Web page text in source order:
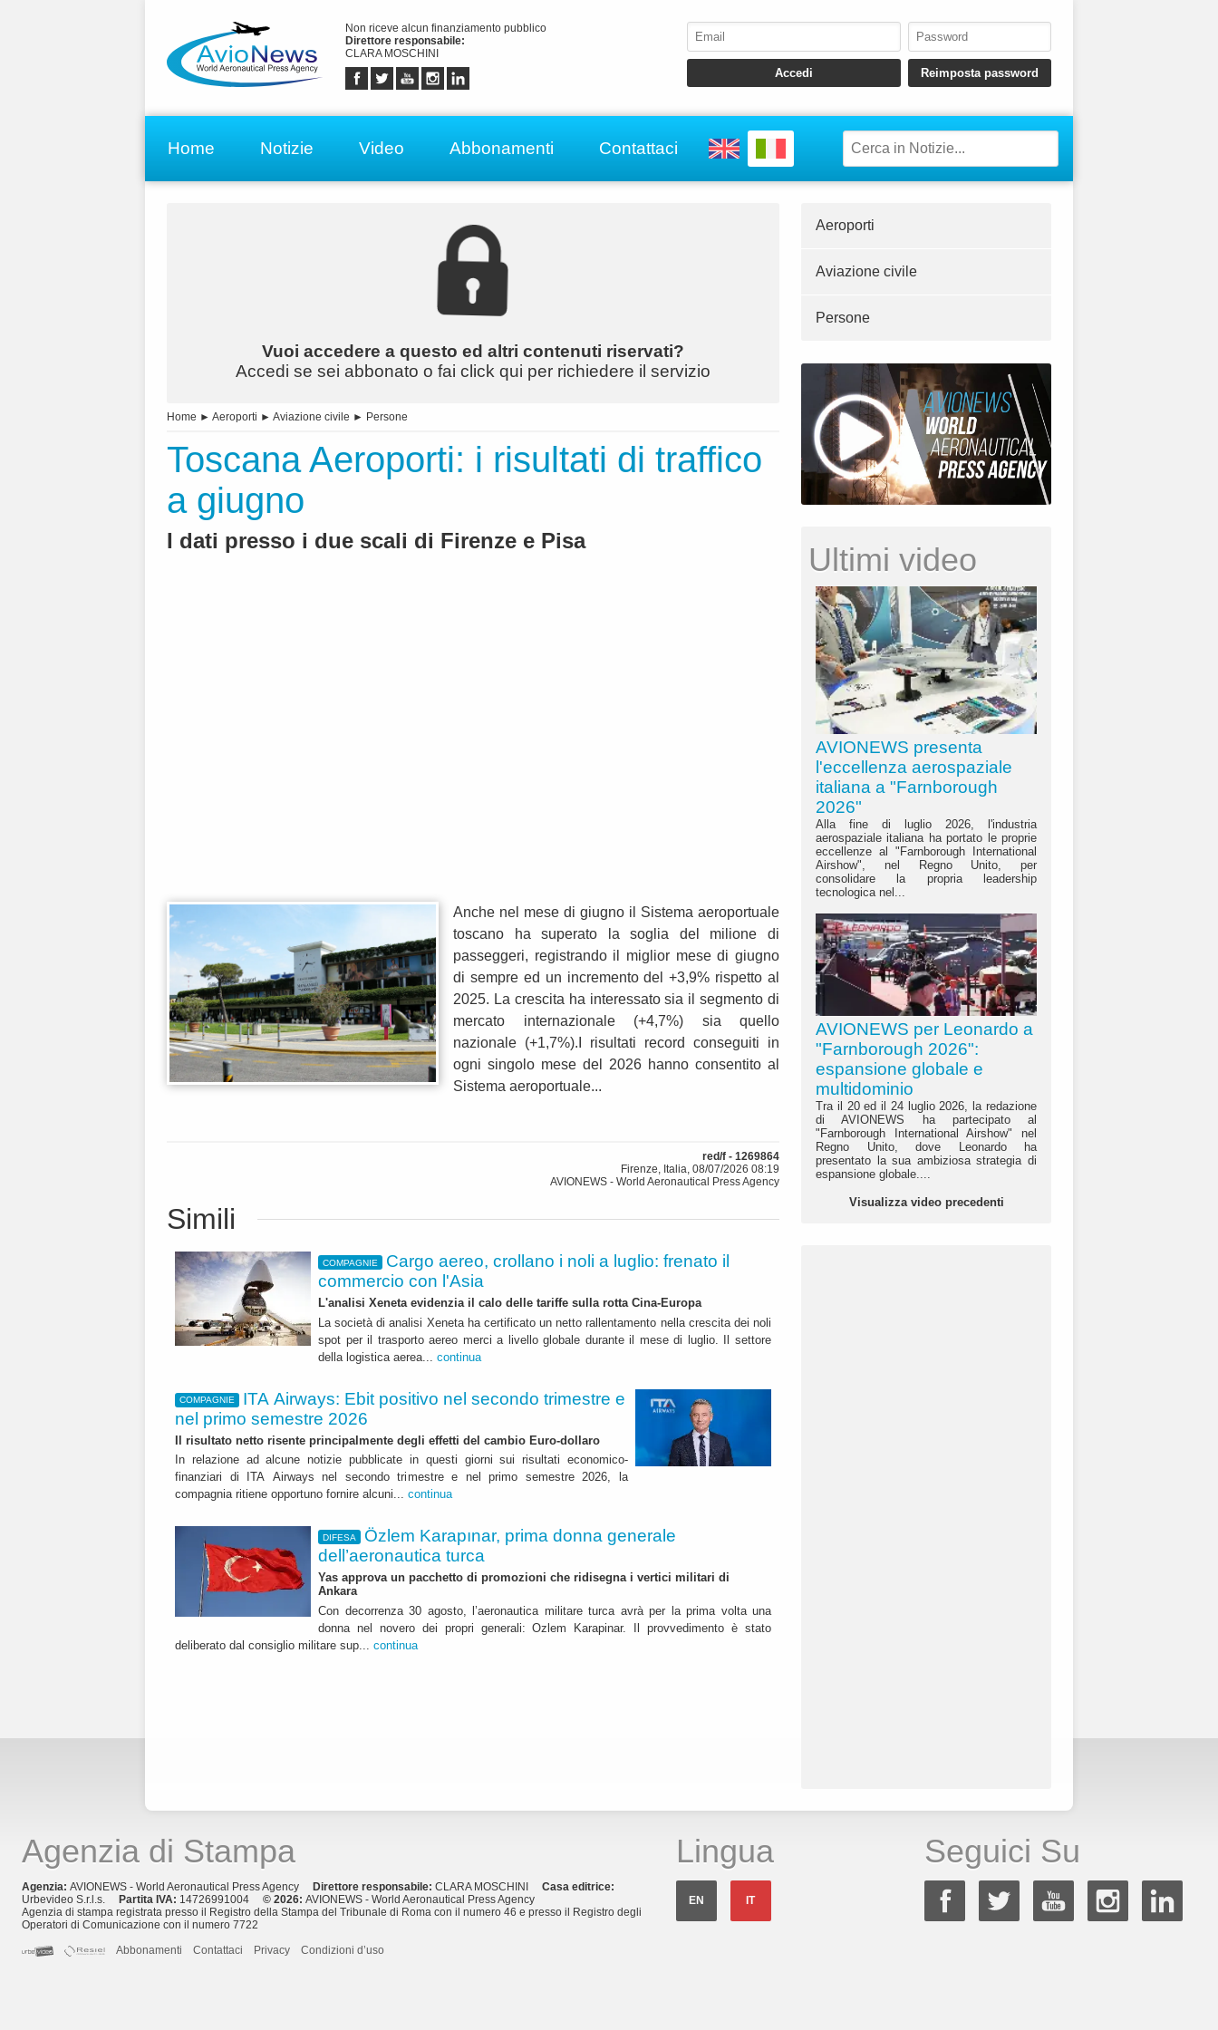
Non riceve alcun finanziamento pubblico
Direttore responsabile:
CLARA MOSCHINI
Home Notizie Video Abbonamenti Contattaci
Vuoi accedere a questo ed altri contenuti riservati?
Accedi se sei abbonato o fai click qui per richiedere il servizio
Home ► Aeroporti ► Aviazione civile ► Persone
Toscana Aeroporti: i risultati di traffico
a giugno
I dati presso i due scali di Firenze e Pisa
Anche nel mese di giugno il Sistema aeroportuale
toscano ha superato la soglia del milione di
passeggeri, registrando il miglior mese di giugno
di sempre ed un incremento del +3,9% rispetto al
2025. La crescita ha interessato sia il segmento di
mercato internazionale (+4,7%) sia quello
nazionale (+1,7%).I risultati record conseguiti in
ogni singolo mese del 2026 hanno consentito al
Sistema aeroportuale...
red/f - 1269864
Firenze, Italia, 08/07/2026 08:19
AVIONEWS - World Aeronautical Press Agency
Simili
COMPAGNIE
Cargo aereo, crollano i noli a luglio: frenato il
commercio con l'Asia
L'analisi Xeneta evidenzia il calo delle tariffe sulla rotta Cina-Europa
La società di analisi Xeneta ha certificato un netto rallentamento nella crescita dei noli
spot per il trasporto aereo merci a livello globale durante il mese di luglio. Il settore
della logistica aerea... continua
COMPAGNIE
ITA Airways: Ebit positivo nel secondo trimestre e
nel primo semestre 2026
Il risultato netto risente principalmente degli effetti del cambio Euro-dollaro
In relazione ad alcune notizie pubblicate in questi giorni sui risultati economico-
finanziari di ITA Airways nel secondo trimestre e nel primo semestre 2026, la
compagnia ritiene opportuno fornire alcuni... continua
DIFESA
Özlem Karapınar, prima donna generale
dell’aeronautica turca
Yas approva un pacchetto di promozioni che ridisegna i vertici militari di
Ankara
Con decorrenza 30 agosto, l’aeronautica militare turca avrà per la prima volta una
donna nel novero dei propri generali: Ozlem Karapinar. Il provvedimento è stato
deliberato dal consiglio militare sup... continua
Aeroporti
Aviazione civile
Persone
Ultimi video
AVIONEWS presenta
l'eccellenza aerospaziale
italiana a "Farnborough
2026"
Alla fine di luglio 2026, l'industria
aerospaziale italiana ha portato le proprie
eccellenze al "Farnborough International
Airshow", nel Regno Unito, per
consolidare la propria leadership
tecnologica nel...
AVIONEWS per Leonardo a
"Farnborough 2026":
espansione globale e
multidominio
Tra il 20 ed il 24 luglio 2026, la redazione
di AVIONEWS ha partecipato al
"Farnborough International Airshow" nel
Regno Unito, dove Leonardo ha
presentato la sua ambiziosa strategia di
espansione globale....
Visualizza video precedenti
Agenzia di Stampa
Agenzia: AVIONEWS - World Aeronautical Press Agency Direttore responsabile: CLARA MOSCHINI Casa editrice:
Urbevideo S.r.l.s.
Partita IVA: 14726991004 © 2026: AVIONEWS - World Aeronautical Press Agency
Agenzia di stampa registrata presso il Registro della Stampa del Tribunale di Roma con il numero 46 e presso il Registro degli
Operatori di Comunicazione con il numero 7722
Abbonamenti
Contattaci Privacy Condizioni d’uso
Lingua
EN IT
Seguici Su